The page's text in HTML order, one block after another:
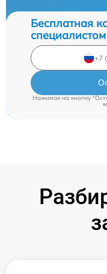
Бесплатная
специалистом
Нажимая на кнопку